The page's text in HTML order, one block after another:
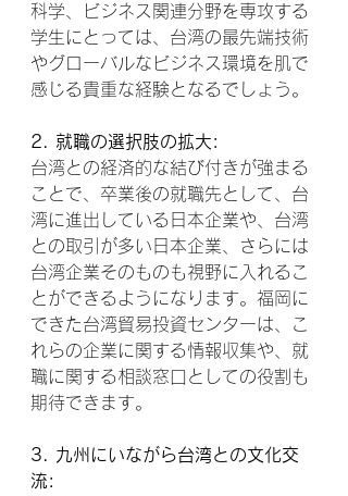
科学、ビジネス関連分野を専攻する
学生にとっては、台湾の最先端技術
やグローバルなビジネス環境を肌で
感じる貴重な経験となるでしょう。
2. 就職の選択肢の拡大:
台湾との経済的な結び付きが強まる
ことで、卒業後の就職先として、台
湾に進出している日本企業や、台湾
との取引が多い日本企業、さらには
台湾企業そのものも視野に入れるこ
とができるようになります。福岡に
できた台湾貿易投資センターは、こ
れらの企業に関する情報収集や、就
職に関する相談窓口としての役割も
期待できます。
3. 九州にいながら台湾との文化交
流: